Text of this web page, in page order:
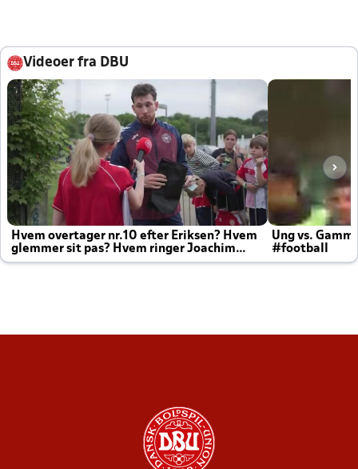
Videoer fra DBU
Hvem overtager nr.10 efter Eriksen? Hvem
glemmer sit pas? Hvem ringer Joachim
altid til efter kampe?
Ung vs.
#football